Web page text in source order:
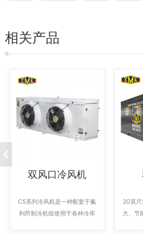
相关产品
双风口冷风机
CS系列冷风机是一种配套于氟
利昂制冷机组使用于各种冷库
20英
大、节